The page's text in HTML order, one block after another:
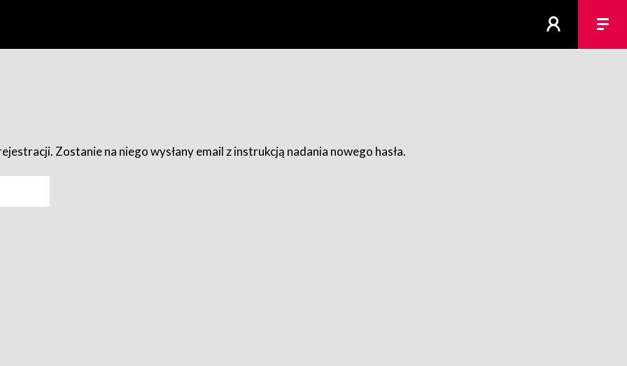
Zostanie na niego wysłany email z instrukcją nadania nowego hasła.